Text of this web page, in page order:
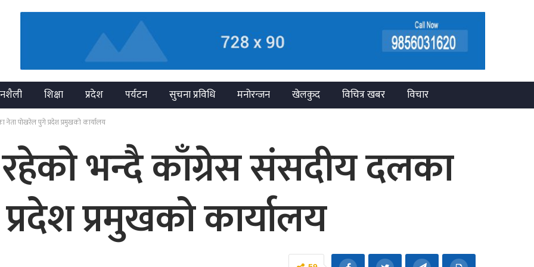
शिक्षा प्रदेश पर्यटन सुचना प्रविधि मनोरन्जन खेलकुद विचित्र खबर
विचार
पोखरेल पुगे प्रदेश प्रमुखको कार्यालय
भन्दै काँग्रेस संसदीय दलका
प्रमुखको कार्यालय